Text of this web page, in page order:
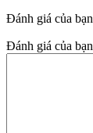
Đánh giá của bạn
Đánh giá của bạn